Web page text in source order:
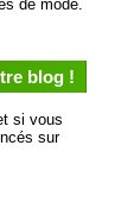
de mode.
blog !
si vous
sur